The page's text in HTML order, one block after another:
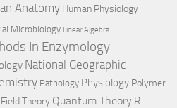
Anatomy Human Physiology
Microbiology Linear Algebra
In Enzymology
National Geographic
Pathology Physiology Polymer
Theory Quantum Theory R